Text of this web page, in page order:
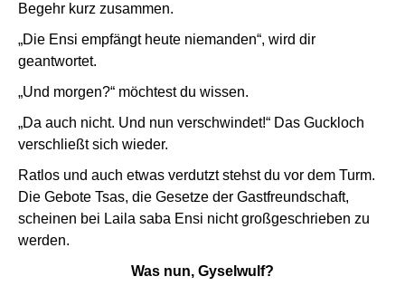
Begehr kurz zusammen.
„Die Ensi empfängt heute niemanden“, wird dir
geantwortet.
„Und morgen?“ möchtest du wissen.
„Da auch nicht. Und nun verschwindet!“ Das Guckloch
verschließt sich wieder.
Ratlos und auch etwas verdutzt stehst du vor dem Turm.
Die Gebote Tsas, die Gesetze der Gastfreundschaft,
scheinen bei Laila saba Ensi nicht großgeschrieben zu
werden.
Was nun, Gyselwulf?